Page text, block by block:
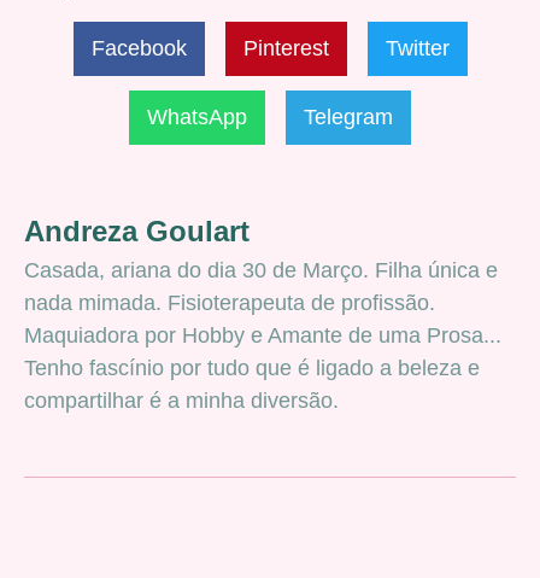
Facebook Pinterest Twitter
WhatsApp Telegram
Andreza Goulart
Casada, ariana do dia 30 de Março. Filha única e
nada mimada. Fisioterapeuta de profissão.
Maquiadora por Hobby e Amante de uma Prosa...
Tenho fascínio por tudo que é ligado a beleza e
compartilhar é a minha diversão.